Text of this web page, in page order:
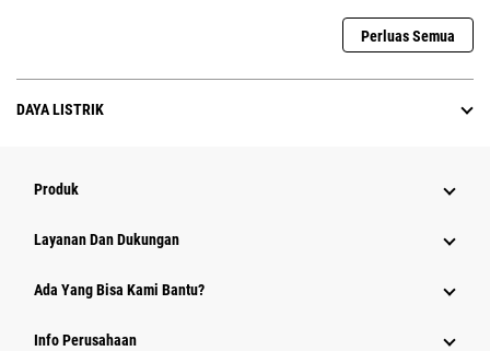
Perluas Semua
DAYA LISTRIK
Produk
Layanan Dan Dukungan
Ada Yang Bisa Kami Bantu?
Info Perusahaan